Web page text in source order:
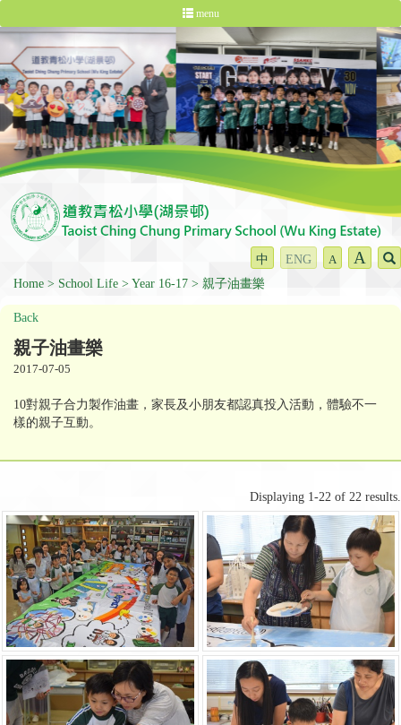
menu
中 ENG A A
Home School Life Year 16-17 親子油畫樂
Back
親子油畫樂
2017-07-05
10對親子合力製作油畫，家長及小朋友都認真投入活動，體驗不一
樣的親子互動。
Displaying 1-22 of 22 results.